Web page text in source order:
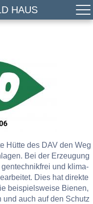
HAUS
Hütte des DAV den Weg
Bei der Erzeugung
und klima-
Dies hat direkte
beispielsweise Bienen,
auch auf den Schutz